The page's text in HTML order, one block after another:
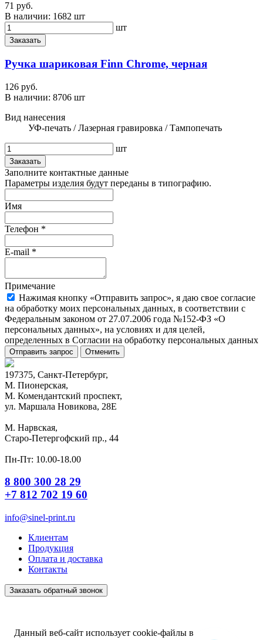
71 руб.
В наличии: 1682 шт
шт
Заказать
Ручка шариковая Finn Chrome, черная
126 руб.
В наличии: 8706 шт
Вид нанесения
УФ-печать / Лазерная гравировка / Тампопечать
шт
Заказать
Заполните контактные данные
Параметры изделия будут переданы в типографию.
Имя
Телефон *
E-mail *
Примечание
Нажимая кнопку «Отправить запрос», я даю свое согласие
на обработку моих персональных данных, в соответствии с
Федеральным законом от 27.07.2006 года №152-ФЗ «О
персональных данных», на условиях и для целей,
определенных в Согласии на обработку персональных данных
Отправить запрос Отменить
197375, Санкт-Петербург,
М. Пионерская,
М. Комендантский проспект,
ул. Маршала Новикова, 28Е
М. Нарвская,
Старо-Петергофский пр., 44
Пн-Пт: 10.00-18.00
8 800 300 28 29
+7 812 702 19 60
info@sinel-print.ru
Клиентам
Продукция
Оплата и доставка
Контакты
Заказать обратный звонок
Данный веб-сайт использует cookie-файлы в